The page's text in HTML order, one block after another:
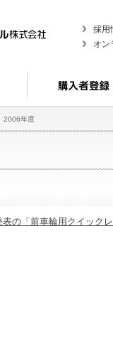
採用
オン
2006年度
の「前車輪用クイック